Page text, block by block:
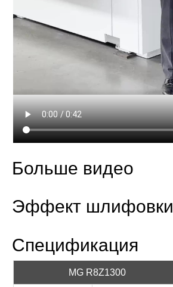
Больше видео
Эффект шлифовки
Спецификация
MG R8Z1300